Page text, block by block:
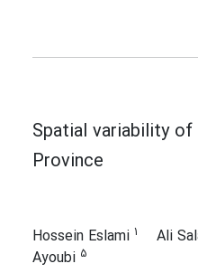
Spatial variability
Province
Hossein Eslami 1
Ali
Ayoubi 5